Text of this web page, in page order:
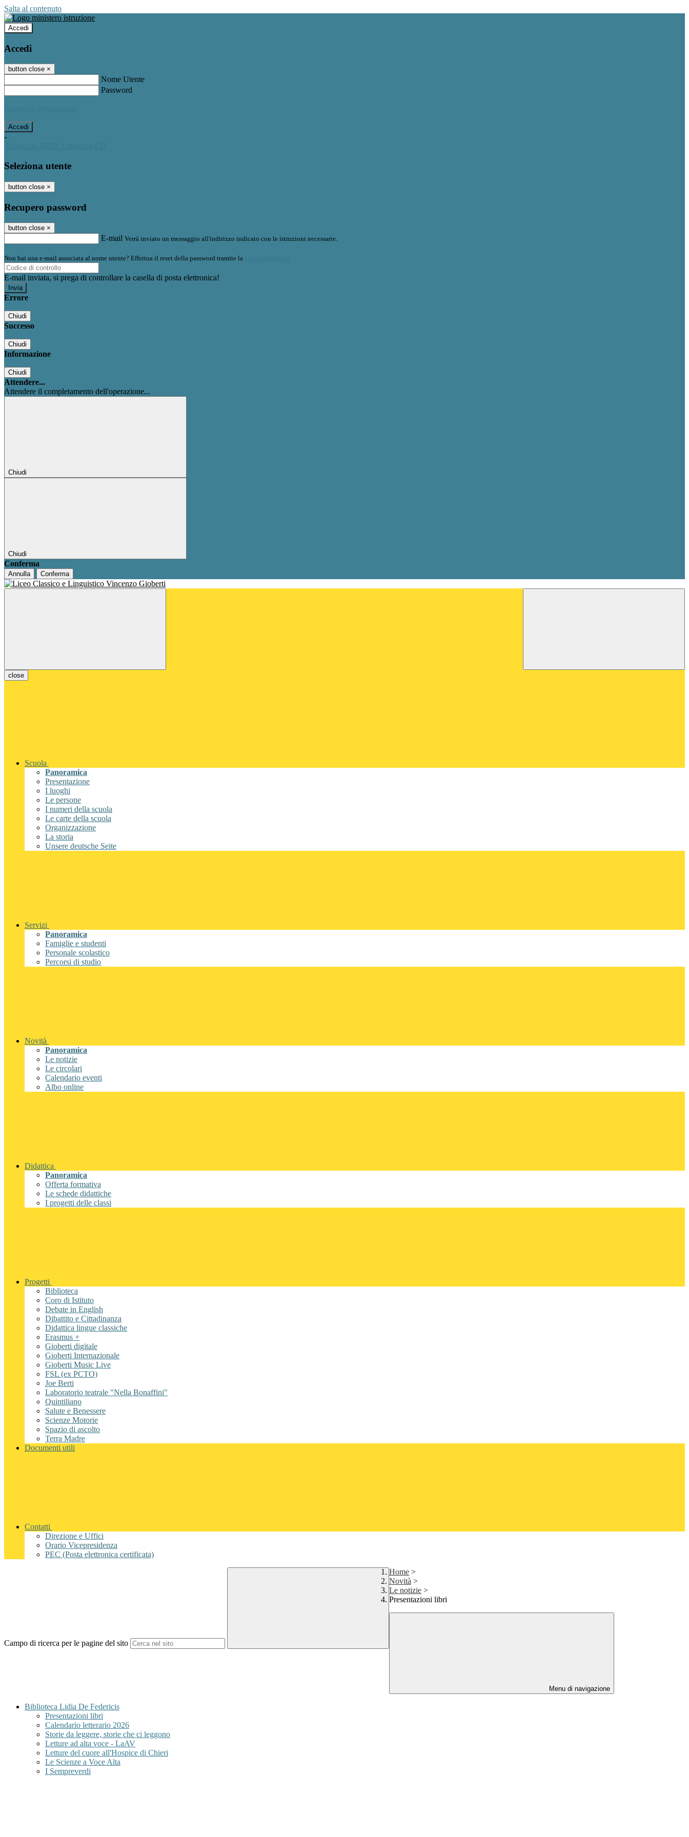
Salta al contenuto
Accedi
Accedi
button close ×
Nome Utente
Password
-
Seleziona utente
button close ×
Recupero password
button close ×
E-mail Verrà inviato un messaggio all'indirizzo indicato con le istruzioni necessarie.
Non hai una e-mail associata al nome utente? Effettua il reset della password tramite la
E-mail inviata, si prega di controllare la casella di posta elettronica!
Errore
Chiudi
Successo
Chiudi
Informazione
Chiudi
Attendere...
Attendere il completamento dell'operazione...
Chiudi
Chiudi
Conferma
Annulla Conferma
close
Scuola
Panoramica
Presentazione
I luoghi
Le persone
I numeri della scuola
Le carte della scuola
Organizzazione
La storia
Unsere deutsche Seite
Servizi
Panoramica
Famiglie e studenti
Personale scolastico
Percorsi di studio
Novità
Panoramica
Le notizie
Le circolari
Calendario eventi
Albo online
Didattica
Panoramica
Offerta formativa
Le schede didattiche
I progetti delle classi
Progetti
Biblioteca
Coro di Istituto
Debate in English
Dibattito e Cittadinanza
Didattica lingue classiche
Erasmus +
Gioberti digitale
Gioberti Internazionale
Gioberti Music Live
FSL (ex PCTO)
Joe Berti
Laboratorio teatrale "Nella Bonaffini"
Quintiliano
Salute e Benessere
Scienze Motorie
Spazio di ascolto
Terra Madre
Documenti utili
Contatti
Direzione e Uffici
Orario Vicepresidenza
PEC (Posta elettronica certificata)
Campo di ricerca per le pagine del sito
Home >
Novità >
Le notizie >
Presentazioni libri
Menu di navigazione
Biblioteca Lidia De Federicis
Presentazioni libri
Calendario letterario 2026
Storie da leggere, storie che ci leggono
Letture ad alta voce - LaAV
Letture del cuore all'Hospice di Chieri
Le Scienze a Voce Alta
I Sempreverdi